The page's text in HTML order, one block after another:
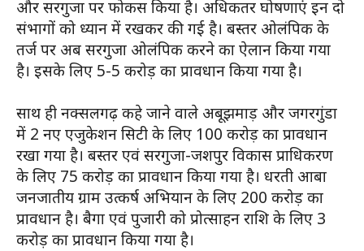
और सरगुजा पर फोकस किया है। अधिकतर घोषणाएं इन दो
संभागों को ध्यान में रखकर की गई है। बस्तर ओलंपिक के
तर्ज पर अब सरगुजा ओलंपिक करने का ऐलान किया गया
है। इसके लिए 5-5 करोड़ का प्रावधान किया गया है।
साथ ही नक्सलगढ़ कहे जाने वाले अबूझमाड़ और जगरगुंडा
में 2 नए एजुकेशन सिटी के लिए 100 करोड़ का प्रावधान
रखा गया है। बस्तर एवं सरगुजा-जशपुर विकास प्राधिकरण
के लिए 75 करोड़ का प्रावधान किया गया है। धरती आबा
जनजातीय ग्राम उत्कर्ष अभियान के लिए 200 करोड़ का
प्रावधान है। बैगा एवं पुजारी को प्रोत्साहन राशि के लिए 3
करोड़ का प्रावधान किया गया है।